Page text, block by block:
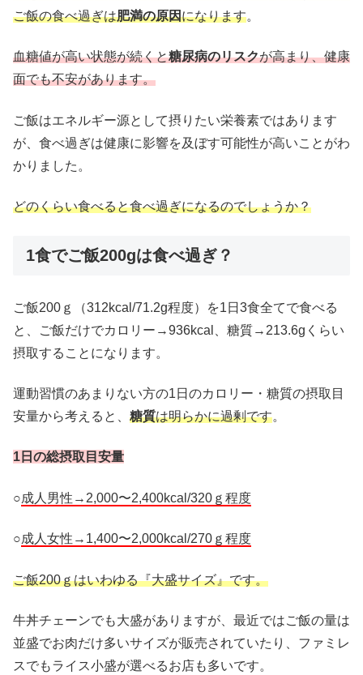
ご飯の食べ過ぎは肥満の原因になります。
血糖値が高い状態が続くと糖尿病のリスクが高まり、健康
面でも不安があります。
ご飯はエネルギー源として摂りたい栄養素ではあります
が、食べ過ぎは健康に影響を及ぼす可能性が高いことがわ
かりました。
どのくらい食べると食べ過ぎになるのでしょうか？
1食でご飯200gは食べ過ぎ？
ご飯200ｇ（312kcal/71.2g程度）を1日3食全てで食べる
と、ご飯だけでカロリー→936kcal、糖質→213.6gくらい
摂取することになります。
運動習慣のあまりない方の1日のカロリー・糖質の摂取目
安量から考えると、 糖質は明らかに過剰です。
1日の総摂取目安量
○成人男性→2,000〜2,400kcal/320ｇ程度
○成人女性→1,400〜2,000kcal/270ｇ程度
ご飯200ｇはいわゆる『大盛サイズ』です。
牛丼チェーンでも大盛がありますが、最近ではご飯の量は
並盛でお肉だけ多いサイズが販売されていたり、ファミレ
スでもライス小盛が選べるお店も多いです。